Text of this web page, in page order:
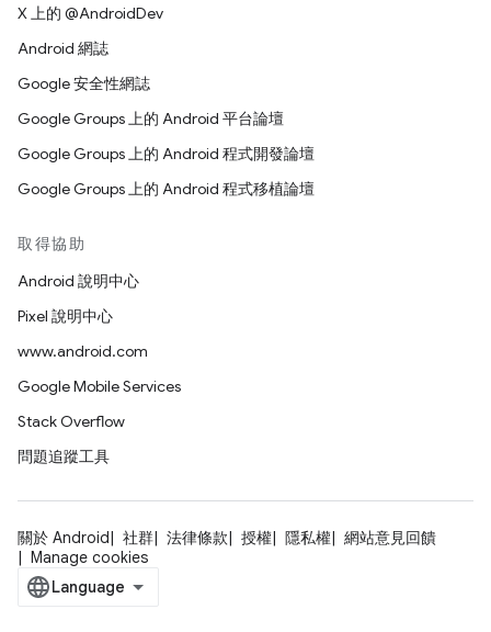
X 上的 @AndroidDev
Android 網誌
Google 安全性網誌
Google Groups 上的 Android 平台論壇
Google Groups 上的 Android 程式開發論壇
Google Groups 上的 Android 程式移植論壇
取得協助
Android 說明中心
Pixel 說明中心
www.android.com
Google Mobile Services
Stack Overflow
問題追蹤工具
關於 Android 社群 法律條款 授權 隱私權
網站意見回饋
Manage cookies